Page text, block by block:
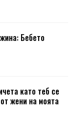
Бебето
като теб се
жени на моята